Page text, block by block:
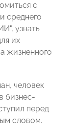
с
среднего
узнать
их
жизненного
человек
бизнес-
перед
словом.